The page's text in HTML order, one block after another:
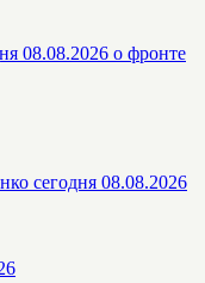
08.08.2026 о фронте
сегодня 08.08.2026